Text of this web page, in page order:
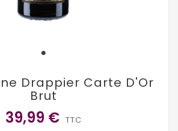
Drappier Carte D'Or
Brut
39,99 € TTC